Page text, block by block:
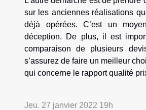
sur les anciennes réalisations
déjà opérées. C’est un
déception. De plus, il est
comparaison de plusieurs
s’assurez de faire un meilleur
qui concerne le rapport qualité
Jeu. 27 janvier 2022 19h